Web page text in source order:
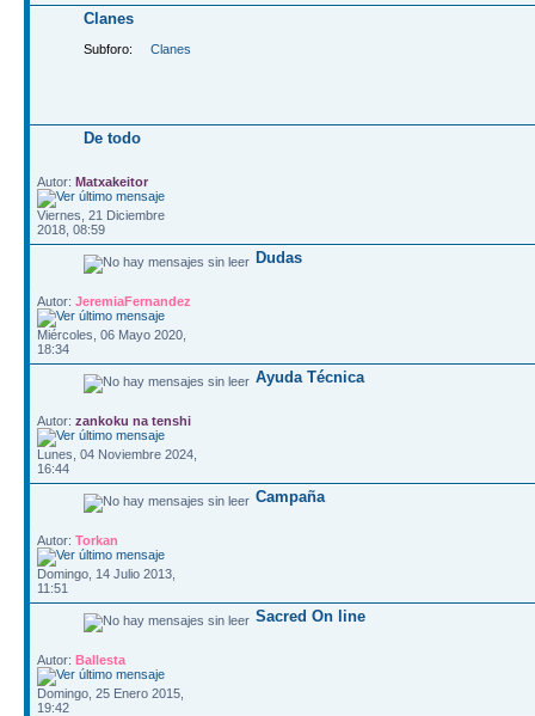
Clanes
Subforo: Clanes
De todo
Autor: Matxakeitor
Viernes, 21 Diciembre
2018, 08:59
Dudas
Autor: JeremiaFernandez
Miércoles, 06 Mayo 2020,
18:34
Ayuda Técnica
Autor: zankoku na tenshi
Lunes, 04 Noviembre 2024,
16:44
Campaña
Autor: Torkan
Domingo, 14 Julio 2013,
11:51
Sacred On line
Autor: Ballesta
Domingo, 25 Enero 2015,
19:42